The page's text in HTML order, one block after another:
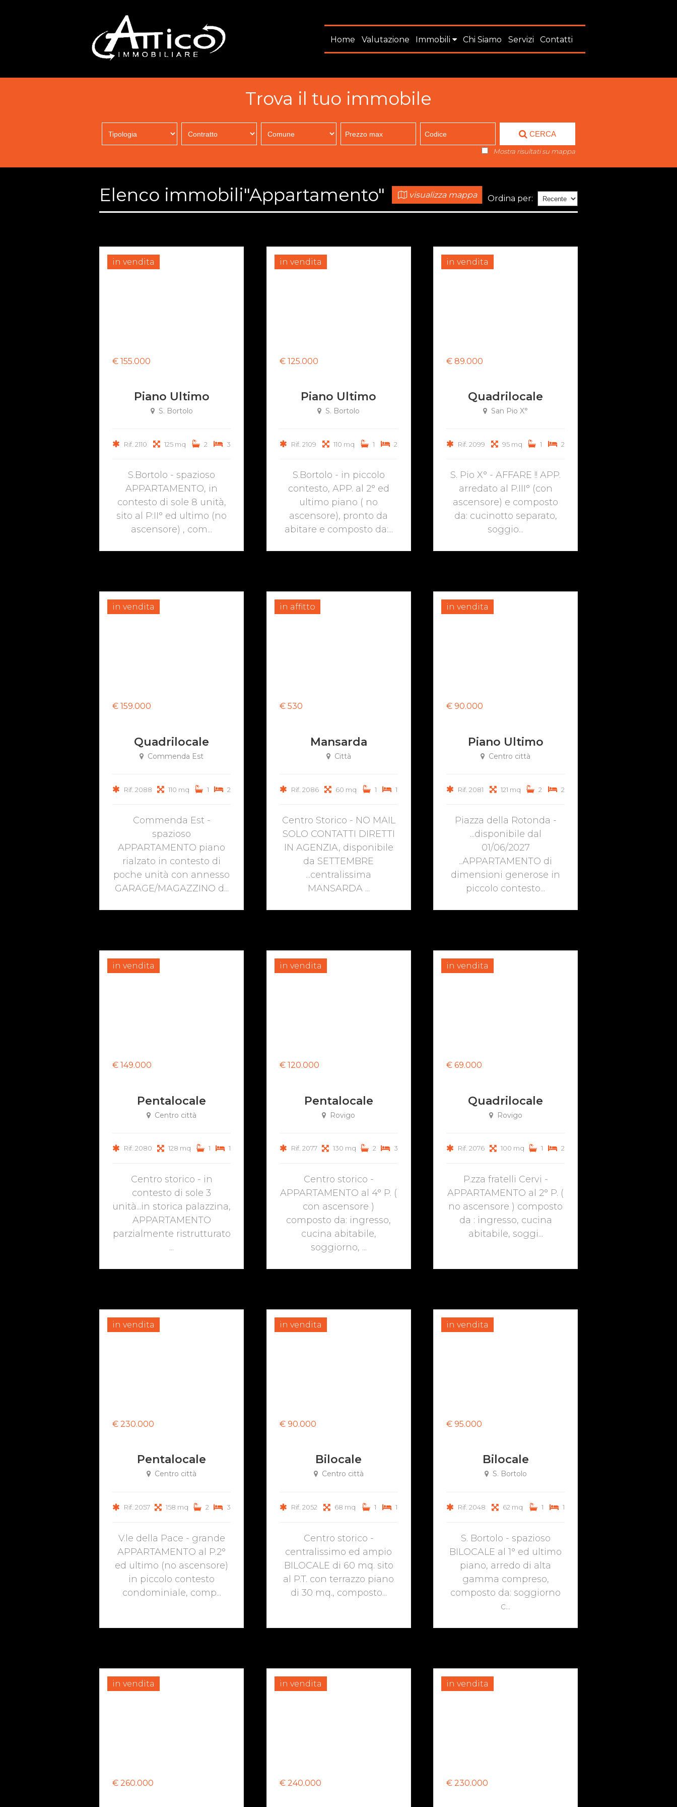
Home Valutazione Immobili Chi Siamo Servizi Contatti
Trova il tuo immobile
CERCA
Mostra risultati su mappa
Elenco immobili"Appartamento" visualizza mappa Ordina per:
in vendita
€ 155.000
Piano Ultimo
S. Bortolo
Rif. 2110 125 mq 2 3
S.Bortolo - spazioso
APPARTAMENTO, in
contesto di sole 8 unità,
sito al P:II° ed ultimo (no
ascensore) , com...
in vendita
€ 125.000
Piano Ultimo
S. Bortolo
Rif. 2109 110 mq 1 2
S.Bortolo - in piccolo
contesto, APP. al 2° ed
ultimo piano ( no
ascensore), pronto da
abitare e composto da:...
in vendita
€ 89.000
Quadrilocale
San Pio X°
Rif. 2099 95 mq 1 2
S. Pio X° - AFFARE !! APP.
arredato al P.III° (con
ascensore) e composto
da: cucinotto separato,
soggio...
in vendita
€ 159.000
Quadrilocale
Commenda Est
Rif. 2088 110 mq 1 2
Commenda Est -
spazioso
APPARTAMENTO piano
rialzato in contesto di
poche unità con annesso
GARAGE/MAGAZZINO d...
in affitto
€ 530
Mansarda
Città
Rif. 2086 60 mq 1 1
Centro Storico - NO MAIL
SOLO CONTATTI DIRETTI
IN AGENZIA, disponibile
da SETTEMBRE
...centralissima
MANSARDA ...
in vendita
€ 90.000
Piano Ultimo
Centro città
Rif. 2081 121 mq 2 2
Piazza della Rotonda -
...disponibile dal
01/06/2027
..APPARTAMENTO di
dimensioni generose in
piccolo contesto...
in vendita
€ 149.000
Pentalocale
Centro città
Rif. 2080 128 mq 1 1
Centro storico - in
contesto di sole 3
unità...in storica palazzina,
APPARTAMENTO
parzialmente ristrutturato
...
in vendita
€ 120.000
Pentalocale
Rovigo
Rif. 2077 130 mq 2 3
Centro storico -
APPARTAMENTO al 4° P. (
con ascensore )
composto da: ingresso,
cucina abitabile,
soggiorno, ...
in vendita
€ 69.000
Quadrilocale
Rovigo
Rif. 2076 100 mq 1 2
P.zza fratelli Cervi -
APPARTAMENTO al 2° P. (
no ascensore ) composto
da : ingresso, cucina
abitabile, soggi...
in vendita
€ 230.000
Pentalocale
Centro città
Rif. 2057 158 mq 2 3
V.le della Pace - grande
APPARTAMENTO al P.2°
ed ultimo (no ascensore)
in piccolo contesto
condominiale, comp...
in vendita
€ 90.000
Bilocale
Centro città
Rif. 2052 68 mq 1 1
Centro storico -
centralissimo ed ampio
BILOCALE di 60 mq. sito
al P.T. con terrazzo piano
di 30 mq., composto...
in vendita
€ 95.000
Bilocale
S. Bortolo
Rif. 2048 62 mq 1 1
S. Bortolo - spazioso
BILOCALE al 1° ed ultimo
piano, arredo di alta
gamma compreso,
composto da: soggiorno
c...
in vendita
€ 260.000
in vendita
€ 240.000
in vendita
€ 230.000